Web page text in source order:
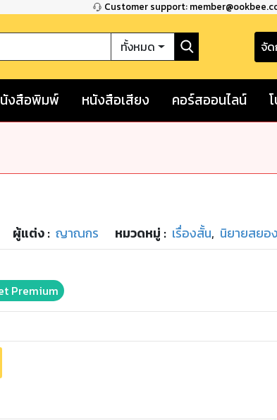
Customer support:
ทั้งหมด จัด
งสือพิมพ์ หนังสือเสียง คอร์สออนไลน์
ผู้แต่ง : ญาณกร หมวดหมู่ : เรื่องสั้น, นิยายสยอ
Premium